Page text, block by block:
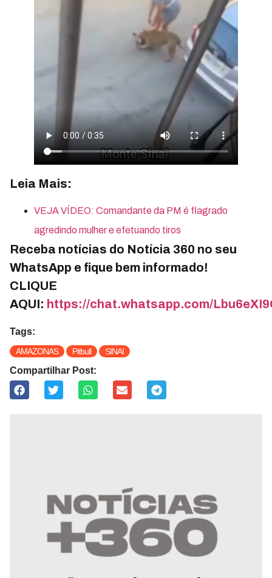
Leia Mais:
VEJA VÍDEO: Comandante da PM é flagrado
agredindo mulher e efetuando tiros
Receba notícias do Notícia 360 no seu
WhatsApp e fique bem informado!
CLIQUE
AQUI: https://chat.whatsapp.com/
Tags:
AMAZONAS Pitbull SINAI
Compartilhar Post: